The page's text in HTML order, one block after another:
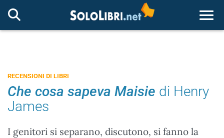
RECENSIONI DI LIBRI
Che cosa sapeva Maisie di Henry
James
I genitori si separano, discutono, si fanno la